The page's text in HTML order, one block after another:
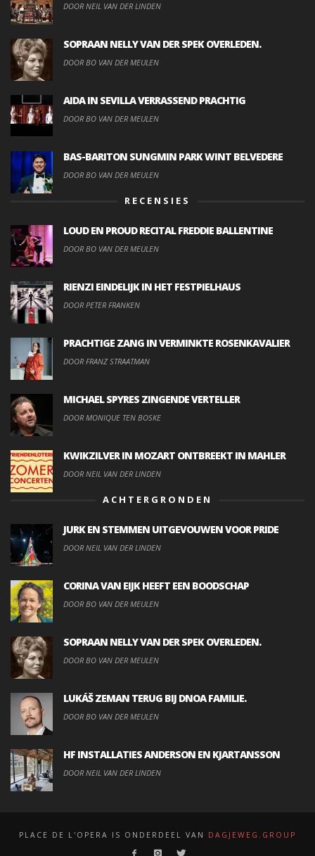
DOOR NEIL VAN DER LINDEN
SOPRAAN NELLY VAN DER SPEK OVERLEDEN.
DOOR BO VAN DER MEULEN
AIDA IN SEVILLA VERRASSEND PRACHTIG
DOOR BO VAN DER MEULEN
BAS-BARITON SUNGMIN PARK WINT BELVEDERE
DOOR BO VAN DER MEULEN
RECENSIES
LOUD EN PROUD RECITAL FREDDIE BALLENTINE
DOOR BO VAN DER MEULEN
RIENZI EINDELIJK IN HET FESTPIELHAUS
DOOR PETER FRANKEN
PRACHTIGE ZANG IN VERMINKTE ROSENKAVALIER
DOOR FRANZ STRAATMAN
MICHAEL SPYRES ZINGENDE VERTELLER
DOOR MONIQUE TEN BOSKE
KWIKZILVER IN MOZART ONTBREEKT IN MAHLER
DOOR NEIL VAN DER LINDEN
ACHTERGRONDEN
JURK EN STEMMEN UITGEVOUWEN VOOR PRIDE
DOOR NEIL VAN DER LINDEN
CORINA VAN EIJK HEEFT EEN BOODSCHAP
DOOR BO VAN DER MEULEN
SOPRAAN NELLY VAN DER SPEK OVERLEDEN.
DOOR BO VAN DER MEULEN
LUKÁŠ ZEMAN TERUG BIJ DNOA FAMILIE.
DOOR BO VAN DER MEULEN
HF INSTALLATIES ANDERSON EN KJARTANSSON
DOOR NEIL VAN DER LINDEN
PLACE DE L'OPERA IS ONDERDEEL VAN DAGJEWEG.GROUP